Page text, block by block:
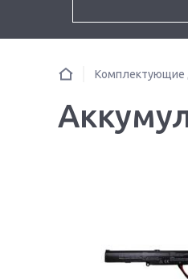
Комплектующие